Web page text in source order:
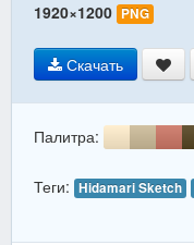
1920×1200 PNG
Скачать
Палитра:
Теги: Hidamari Sketch